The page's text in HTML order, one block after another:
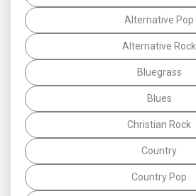
Alternative Pop
Alternative Rock
Bluegrass
Blues
Christian Rock
Country
Country Pop